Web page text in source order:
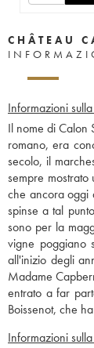
CHÂTEAU
Informazioni
Il nome di Calon
romano, era
secolo, il
sempre
che ancora oggi
spinse a tal
sono per la
vigne poggiano
all'inizio degli
Madame
entrato a far
Boissenot, che
Informazioni